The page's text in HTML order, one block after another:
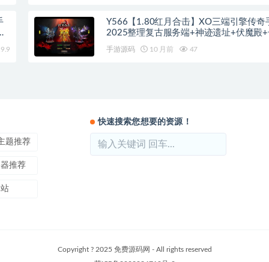
Y566【1.80红月合击】XO三端引擎传奇
2025整理复古服务端+神迹遗址+伏魔殿
手游源码 10 月前 47
题推荐
推荐
快速搜索您想要的资源！
Copyright ? 2025 免费源码网 - All rights reserved